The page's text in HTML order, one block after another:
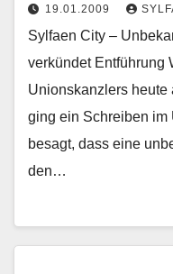
19.01.2009
Sylfaen City –
verkündet Entführung
Unionskanzlers heute
ging ein Schreiben
besagt, dass eine
den…